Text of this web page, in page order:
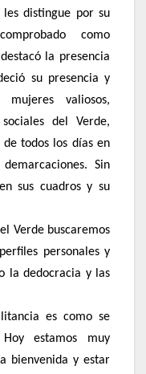
les distingue por su
como
la presencia
su presencia y
valiosos,
del Verde,
todos los días en
Sin
sus cuadros y su
Verde buscaremos
personales y
la dedocracia y las
es como se
Hoy estamos muy
bienvenida y estar